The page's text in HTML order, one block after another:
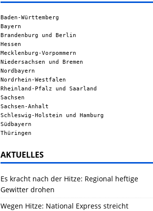
Baden-Württemberg
Bayern
Brandenburg und Berlin
Hessen
Mecklenburg-Vorpommern
Niedersachsen und Bremen
Nordbayern
Nordrhein-Westfalen
Rheinland-Pfalz und Saarland
Sachsen
Sachsen-Anhalt
Schleswig-Holstein und Hamburg
Südbayern
Thüringen
AKTUELLES
Es kracht nach der Hitze: Regional heftige
Gewitter drohen
Wegen Hitze: National Express streicht